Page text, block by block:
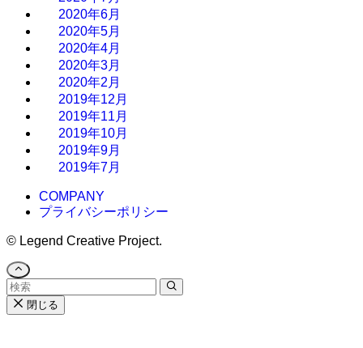
2020年6月
2020年5月
2020年4月
2020年3月
2020年2月
2019年12月
2019年11月
2019年10月
2019年9月
2019年7月
COMPANY
プライバシーポリシー
© Legend Creative Project.
閉じる